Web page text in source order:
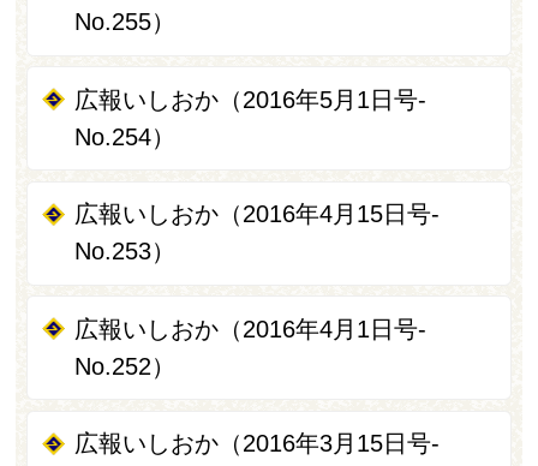
No.255）
広報いしおか（2016年5月1日号-
No.254）
広報いしおか（2016年4月15日号-
No.253）
広報いしおか（2016年4月1日号-
No.252）
広報いしおか（2016年3月15日号-